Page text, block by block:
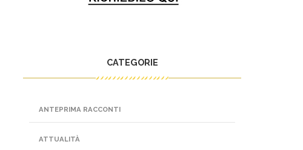
CATEGORIE
ANTEPRIMA RACCONTI
ATTUALITÀ